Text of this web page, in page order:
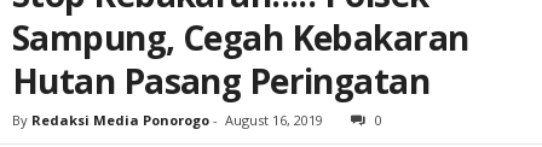
Sampung, Cegah Kebakaran
Hutan Pasang Peringatan
By Redaksi Media Ponorogo - August 16, 2019 0